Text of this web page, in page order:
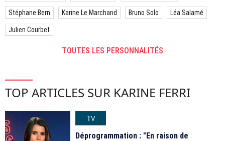
Stéphane Bern Karine Le Marchand Bruno Solo Léa Salamé
Julien Courbet
TOUTES LES PERSONNALITÉS
TOP ARTICLES SUR KARINE FERRI
TV
Déprogrammation : "En raison de